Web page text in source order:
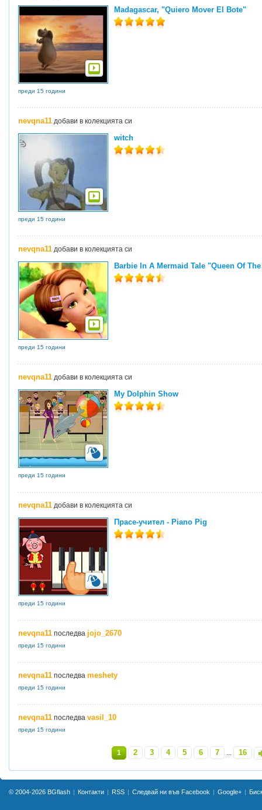
Madagascar, "Quiero Mover El Bote"
преди 15 години
nevqna11 добави в колекцията си
witch
преди 15 години
nevqna11 добави в колекцията си
Barbie In A Mermaid Tale "Queen Of
преди 15 години
nevqna11 добави в колекцията си
My Dolphin Show
преди 15 години
nevqna11 добави в колекцията си
Прасе-учител - Piano Pig
преди 15 години
nevqna11 последва jojo_2670
преди 15 години
nevqna11 последва meshety
преди 15 години
nevqna11 последва vasil_10
преди 15 години
1 2 3 4 5 6 7 ... 16»
© 2004-2026 BGflash Контакти RSS Следвай ни във Facebook Google+